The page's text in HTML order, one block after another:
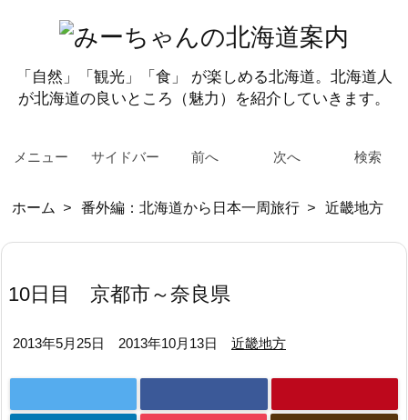
「自然」「観光」「食」 が楽しめる北海道。北海道人
が北海道の良いところ（魅力）を紹介していきます。
メニュー サイドバー 前へ 次へ 検索
ホーム > 番外編：北海道から日本一周旅行 > 近畿地方
10日目 京都市～奈良県
2013年5月25日 2013年10月13日 近畿地方